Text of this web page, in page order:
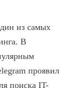
из самых
В
проявил
поиска IT-